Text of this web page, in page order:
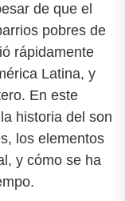
de que el
pobres de
rápidamente
Latina, y
En este
historia del son
los elementos
y cómo se ha